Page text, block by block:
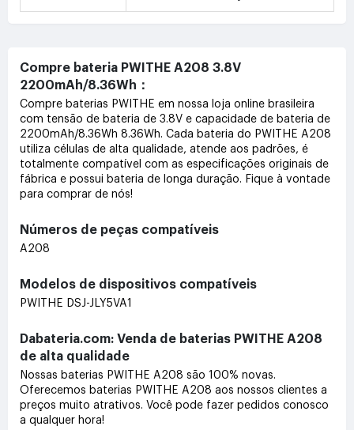
Compre bateria PWITHE A208 3.8V
2200mAh/8.36Wh：
Compre baterias PWITHE em nossa loja online brasileira
com tensão de bateria de 3.8V e capacidade de bateria de
2200mAh/8.36Wh 8.36Wh. Cada bateria do PWITHE A208
utiliza células de alta qualidade, atende aos padrões, é
totalmente compatível com as especificações originais de
fábrica e possui bateria de longa duração. Fique à vontade
para comprar de nós!
Números de peças compatíveis
A208
Modelos de dispositivos compatíveis
PWITHE DSJ-JLY5VA1
Dabateria.com: Venda de baterias PWITHE A208
de alta qualidade
Nossas baterias PWITHE A208 são 100% novas.
Oferecemos baterias PWITHE A208 aos nossos clientes a
preços muito atrativos. Você pode fazer pedidos conosco
a qualquer hora!